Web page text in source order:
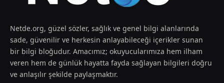
Netde.org, güzel sözler, sağlık ve genel bilgi alanlarında
sade, güvenilir ve herkesin anlayabileceği içerikler sunan
bir bilgi bloğudur. Amacımız; okuyucularımıza hem ilham
veren hem de günlük hayatta fayda sağlayan bilgileri doğru
ve anlaşılır şekilde paylaşmaktır.